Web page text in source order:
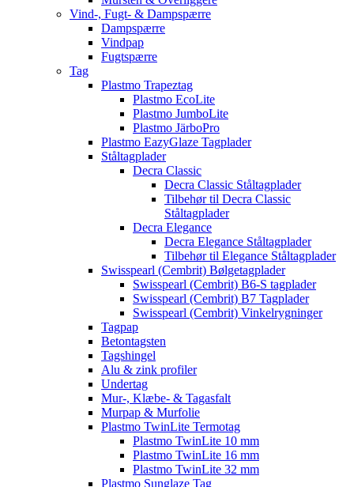
Vind-, Fugt- & Dampspærre
Dampspærre
Vindpap
Fugtspærre
Tag
Plastmo Trapeztag
Plastmo EcoLite
Plastmo JumboLite
Plastmo JärboPro
Plastmo EazyGlaze Tagplader
Ståltagplader
Decra Classic
Decra Classic Ståltagplader
Tilbehør til Decra Classic
Ståltagplader
Decra Elegance
Decra Elegance Ståltagplader
Tilbehør til Elegance Ståltagplader
Swisspearl (Cembrit) Bølgetagplader
Swisspearl (Cembrit) B6-S tagplader
Swisspearl (Cembrit) B7 Tagplader
Swisspearl (Cembrit) Vinkelrygninger
Tagpap
Betontagsten
Tagshingel
Alu & zink profiler
Undertag
Mur-, Klæbe- & Tagasfalt
Murpap & Murfolie
Plastmo TwinLite Termotag
Plastmo TwinLite 10 mm
Plastmo TwinLite 16 mm
Plastmo TwinLite 32 mm
Plastmo Sunglaze Tag